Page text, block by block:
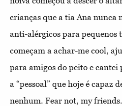
crianças que a tia Ana nunca
anti-alérgicos para pequenos
começam a achar-me cool,
para amigos do peito e cantei
a “pessoal” que hoje é capaz
nenhum. Fear not, my